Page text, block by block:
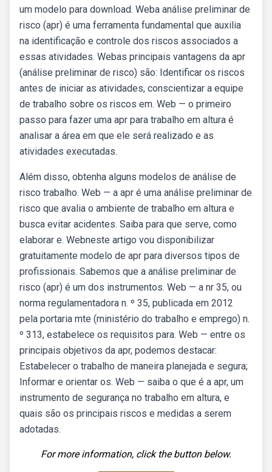
um modelo para download. Weba análise preliminar de
risco (apr) é uma ferramenta fundamental que auxilia
na identificação e controle dos riscos associados a
essas atividades. Webas principais vantagens da apr
(análise preliminar de risco) são: Identificar os riscos
antes de iniciar as atividades, conscientizar a equipe
de trabalho sobre os riscos em. Web — o primeiro
passo para fazer uma apr para trabalho em altura é
analisar a área em que ele será realizado e as
atividades executadas.
Além disso, obtenha alguns modelos de análise de
risco trabalho. Web — a apr é uma análise preliminar de
risco que avalia o ambiente de trabalho em altura e
busca evitar acidentes. Saiba para que serve, como
elaborar e. Webneste artigo vou disponibilizar
gratuitamente modelo de apr para diversos tipos de
profissionais. Sabemos que a análise preliminar de
risco (apr) é um dos instrumentos. Web — a nr 35, ou
norma regulamentadora n. º 35, publicada em 2012
pela portaria mte (ministério do trabalho e emprego) n.
º 313, estabelece os requisitos para. Web — entre os
principais objetivos da apr, podemos destacar:
Estabelecer o trabalho de maneira planejada e segura;
Informar e orientar os. Web — saiba o que é a apr, um
instrumento de segurança no trabalho em altura, e
quais são os principais riscos e medidas a serem
adotadas.
For more information, click the button below.